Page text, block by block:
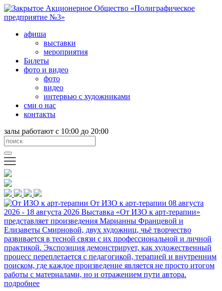
афиша
выставки
мероприятия
Билеты
фото и видео
фото
видео
интервью с художниками
сми о нас
контакты
залы работают с 10:00 до 20:00
От ИЗО к арт-терапии 08 августа
2026 - 18 августа 2026 Выставка «От ИЗО к арт-терапии»
представляет произведения Марианны Францевой и
Елизаветы Смирновой, двух художниц, чьё творчество
развивается в тесной связи с их профессиональной и личной
практикой. Экспозиция демонстрирует, как художественный
процесс переплетается с педагогикой, терапией и внутренним
поиском, где каждое произведение является не просто итогом
работы с материалами, но и отражением пути автора.
подробнее